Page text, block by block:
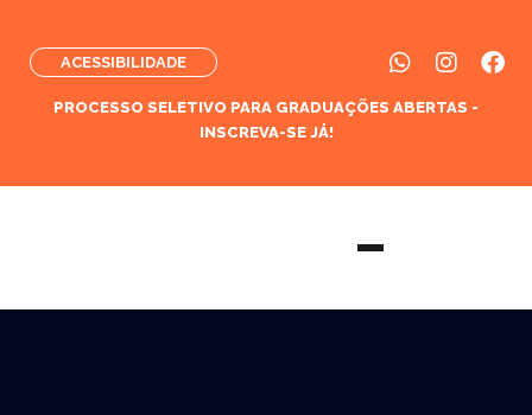
ACESSIBILIDADE
PROCESSO SELETIVO PARA GRADUAÇÕES ABERTAS -
INSCREVA-SE JÁ!